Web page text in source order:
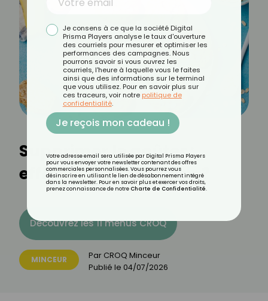
Supprimer le goûter :
efficace pour maigrir ?
Découvrez les 11 menus CROQ
MINCEUR Par CROQ Minceur
Publié le 04/07/2026
Je consens à ce que la société Digital
Prisma Players analyse le taux d'ouverture
des courriels pour mesurer et optimiser les
performances des campagnes. Nous
pourrons savoir si vous ouvrez les
courriels, l'heure à laquelle vous le faites
ainsi que des informations sur le terminal
que vous utilisez. Pour en savoir plus sur
ces traceurs, voir notre politique de
confidentialité.
Je reçois mon cadeau !
Votre adresse email sera utilisée par Digital Prisma Players
pour vous envoyer votre newsletter contenant des offres
commerciales personnalisées. Vous pourrez vous
désinscrire en utilisant le lien de désabonnement intégré
dans la newsletter. Pour en savoir plus et exercer vos droits,
prenez connaissance de notre Charte de Confidentialité.